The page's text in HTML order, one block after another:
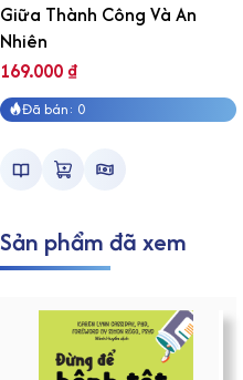
Giữa Thành Công Và An
Nhiên
169.000₫
Đã bán: 0
Sản phẩm đã xem